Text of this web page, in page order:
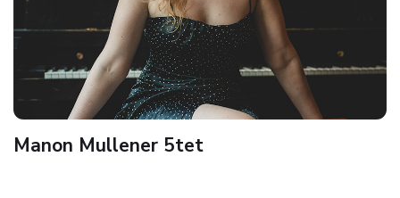
Manon Mullener 5tet